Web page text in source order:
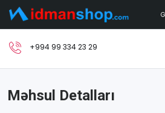
+994 99 334 23 29
Məhsul Detalları